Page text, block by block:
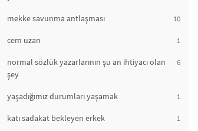
mekke savunma antlaşması 10
cem uzan 1
normal sözlük yazarlarının şu an ihtiyacı olan
şey
6
yaşadığımız durumları yaşamak 1
katı sadakat bekleyen erkek 1